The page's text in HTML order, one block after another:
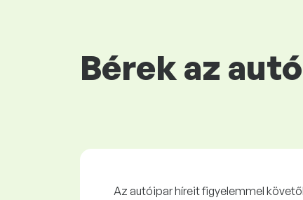
Bérek az
Az autóipar híreit figyelemmel